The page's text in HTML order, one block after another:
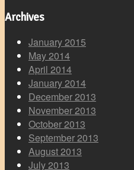
Archives
January 2015
May 2014
April 2014
January 2014
December 2013
November 2013
October 2013
September 2013
August 2013
July 2013